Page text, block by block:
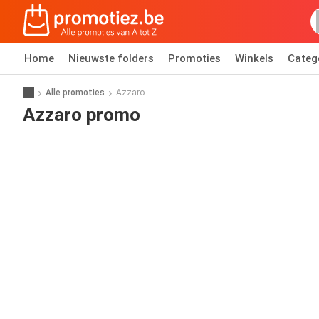
Home Nieuwste folders Promoties Winkels
Alle promoties Azzaro
Azzaro promo